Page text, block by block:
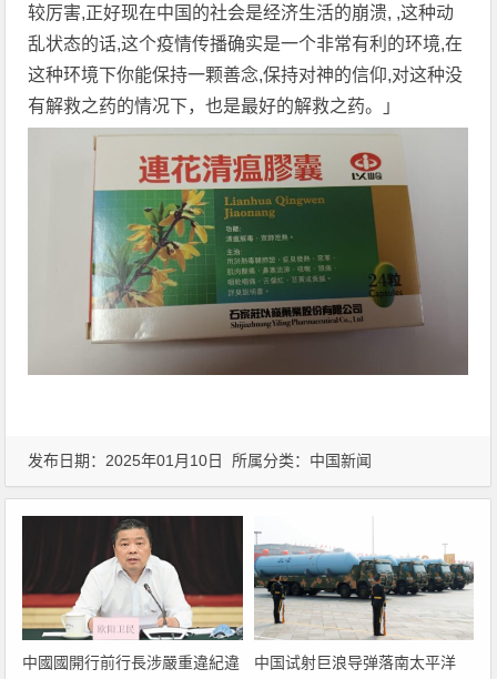
较厉害,正好现在中国的社会是经济生活的崩溃, ,这种动
乱状态的话,这个疫情传播确实是一个非常有利的环境,在
这种环境下你能保持一颗善念,保持对神的信仰,对这种没
有解救之药的情况下，也是最好的解救之药。」
发布日期：2025年01月10日 所属分类： 中国新闻
中國國開行前行長涉嚴重違紀違
中国试射巨浪导弹落南太平洋